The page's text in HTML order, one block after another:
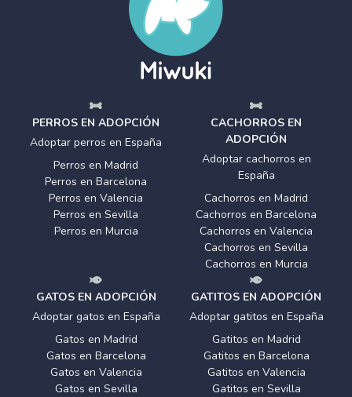
PERROS EN ADOPCIÓN
Adoptar perros en España
Perros en Madrid
Perros en Barcelona
Perros en Valencia
Perros en Sevilla
Perros en Murcia
CACHORROS EN
ADOPCIÓN
Adoptar cachorros en
España
Cachorros en Madrid
Cachorros en Barcelona
Cachorros en Valencia
Cachorros en Sevilla
Cachorros en Murcia
GATOS EN ADOPCIÓN
Adoptar gatos en España
Gatos en Madrid
Gatos en Barcelona
Gatos en Valencia
Gatos en Sevilla
GATITOS EN ADOPCIÓN
Adoptar gatitos en España
Gatitos en Madrid
Gatitos en Barcelona
Gatitos en Valencia
Gatitos en Sevilla